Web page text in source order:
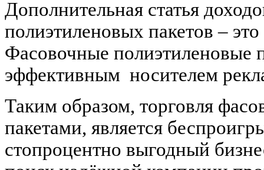
Дополнительная статья
полиэтиленовых пакетов –
Фасовочные полиэтиленовые
эффективным носителем
Таким образом, торговля
пакетами, является
стопроцентно выгодный